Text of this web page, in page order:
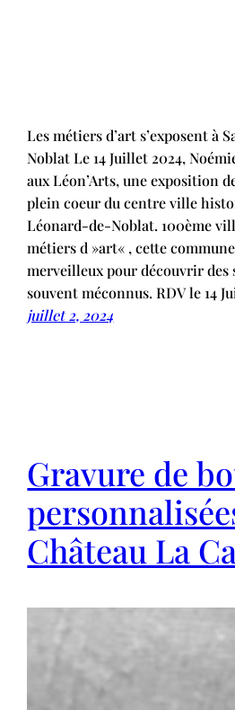
Les métiers d’art s’exposent à
Noblat Le 14 Juillet 2024,
aux Léon’Arts, une exposition
plein coeur du centre ville
Léonard-de-Noblat. 100ème
métiers d »art« , cette
merveilleux pour découvrir
souvent méconnus. RDV le 14
juillet 2, 2024
Gravure de
Château La